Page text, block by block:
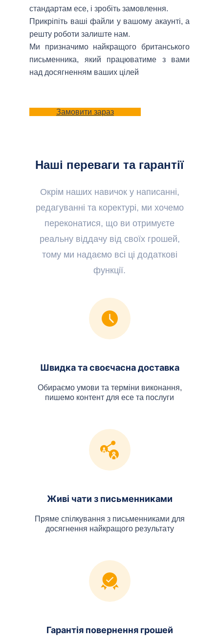
стандартам есе, і зробіть замовлення.
Прикріпіть ваші файли у вашому акаунті, а
решту роботи залиште нам.
Ми призначимо найкращого британського
письменника, який працюватиме з вами
над досягненням ваших цілей
Замовити зараз
Наші переваги та гарантії
Окрім наших навичок у написанні,
редагуванні та коректурі, ми хочемо
переконатися, що ви отримуєте
реальну віддачу від своїх грошей,
тому ми надаємо всі ці додаткові
функції.
Швидка та своєчасна доставка
Обираємо умови та терміни виконання,
пишемо контент для есе та послуги
Живі чати з письменниками
Пряме спілкування з письменниками для
досягнення найкращого результату
Гарантія повернення грошей